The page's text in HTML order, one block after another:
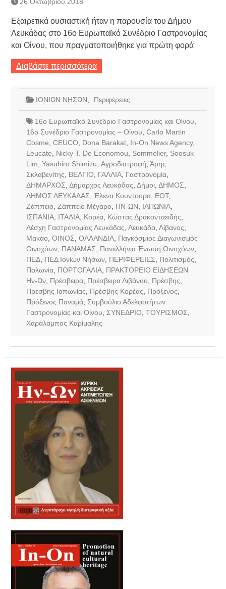
Κατάργηση βιβλιαρίων Υγείας
Ημερήσιο Δελτίο Τιμών
Συναλλάγματος &
Τραπεζογραμματίων 7-3-2019
Εξαιρετικά ουσιαστική ήταν η παρουσία του Δήμου
Λευκάδας στο 16ο Ευρωπαϊκό Συνέδριο Γαστρονομίας
και Οίνου, που πραγματοποιήθηκε για πρώτη φορά
Διαβάστε περισσότερα
ΙΟΝΙΩΝ ΝΗΣΩΝ Περιφέρειες
16ο Ευρωπαϊκό Συνέδριο Γαστρονομίας και Οίνου
16ο Συνέδριο Γαστρονομίας – Οίνου Carlo Martin
Cosme CEUCO Dona Barakat, In-On News Agency,
Leucate
Nicky T. De Economou Sommelier, Soosuk
Lim Yasuhiro Shimizu Αγροδιατροφή Άρης
Σκλαβενίτης
ΒΕΛΓΙΟ ΓΑΛΛΙΑ, Γαστρονομία,
ΔΗΜΑΡΧΟΣ Δήμαρχος Λευκάδας Δήμοι, ΔΗΜΟΣ
ΔΗΜΟΣ ΛΕΥΚΑΔΑΣ Έλενα Κουντουρα, ΕΟΤ,
Ζάππειο Ζάππειο Μέγαρο ΗΝ-ΩΝ ΙΑΠΩΝΙΑ,
ΙΣΠΑΝΙΑ, ΙΤΑΛΙΑ, Κορέα, Κώστας Δρακονταειδής
Λέσχη Γαστρονομίας Λευκάδας Λευκάδα, Λίβανος
Μακάο ΟΙΝΟΣ ΟΛΛΑΝΔΙΑ, Παγκόσμιος Διαγωνισμός
Οινοχόων, ΠΑΝΑΜΑΣ Πανελλήνια Ένωση Οινοχόων,
ΠΕΔ, ΠΕΔ Ιονίων Νήσων, ΠΕΡΙΦΕΡΕΙΕΣ Πολιτισμός
Πολωνία, ΠΟΡΤΟΓΑΛΙΑ, ΠΡΑΚΤΟΡΕΙΟ ΕΙΔΗΣΕΩΝ
Ην-Ων, Πρέσβειρα, Πρέσβειρα Λιβάνου Πρέσβης
Πρέσβης Ιαπωνίας
Πρέσβης Κορέας Πρόξενος
Πρόξενος Παναμά, Συμβούλιο Αδελφοτήτων
Γαστρονομίας και Οίνου
ΣΥΝΕΔΡΙΟ ΤΟΥΡΙΣΜΟΣ
Χαράλαμπος Καρίμαλης